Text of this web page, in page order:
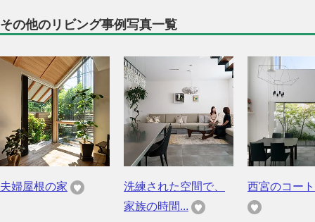
その他のリビング事例写真一覧
夫婦屋根の家
洗練された空間で、
家族の時間...
西宮のコー